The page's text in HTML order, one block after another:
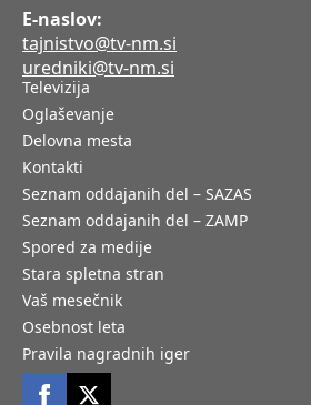
E-naslov:
tajnistvo@tv-nm.si
uredniki@tv-nm.si
Televizija
Oglaševanje
Delovna mesta
Kontakti
Seznam oddajanih del – SAZAS
Seznam oddajanih del – ZAMP
Spored za medije
Stara spletna stran
Vaš mesečnik
Osebnost leta
Pravila nagradnih iger